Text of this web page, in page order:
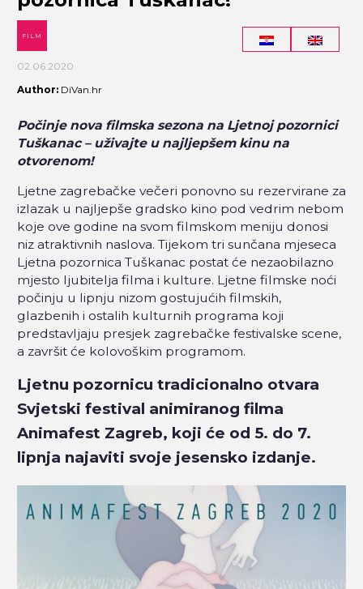
FILM
02.06.2020
Author: DiVan.hr
Počinje nova filmska sezona na Ljetnoj pozornici
Tuškanac – uživajte u najljepšem kinu na
otvorenom!
Ljetne zagrebačke večeri ponovno su rezervirane za
izlazak u najljepše gradsko kino pod vedrim nebom
koje ove godine na svom filmskom meniju donosi
niz atraktivnih naslova. Tijekom tri sunčana mjeseca
Ljetna pozornica Tuškanac postat će nezaobilazno
mjesto ljubitelja filma i kulture. Ljetne filmske noći
počinju u lipnju nizom gostujućih filmskih,
glazbenih i ostalih kulturnih programa koji
predstavljaju presjek zagrebačke festivalske scene,
a završit će kolovoškim programom.
Ljetnu pozornicu tradicionalno otvara
Svjetski festival animiranog filma
Animafest Zagreb, koji će od 5. do 7.
lipnja najaviti svoje jesensko izdanje.